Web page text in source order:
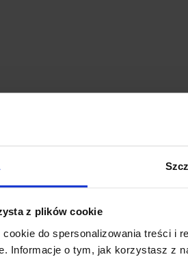
z plików cookie
do spersonalizowania treści i
Informacje o tym, jak korzystasz z